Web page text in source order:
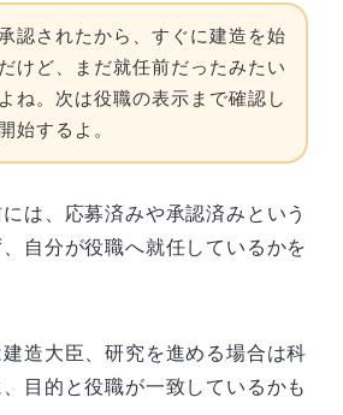
認されたから、すぐに建造を始
けど、まだ就任前だったみたい
ね。次は役職の表示まで確認し
始するよ。
は、応募済みや承認済みという
自分が役職へ就任しているかを
造大臣、研究を進める場合は科
目的と役職が一致しているかも